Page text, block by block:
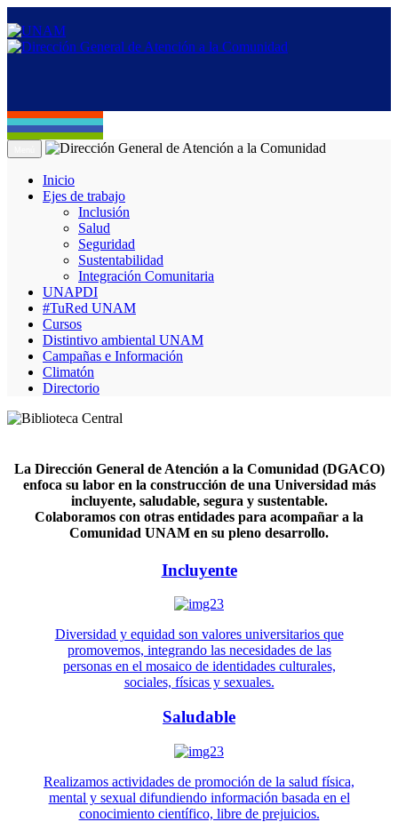
Inicio
Ejes de trabajo
Inclusión
Salud
Seguridad
Sustentabilidad
Integración Comunitaria
UNAPDI
#TuRed UNAM
Cursos
Distintivo ambiental UNAM
Campañas e Información
Climatón
Directorio
La Dirección General de Atención a la Comunidad (DGACO)
enfoca su labor en la construcción de una Universidad más
incluyente, saludable, segura y sustentable.
Colaboramos con otras entidades para acompañar a la
Comunidad UNAM en su pleno desarrollo.
Incluyente
Diversidad y equidad son valores universitarios que
promovemos, integrando las necesidades de las
personas en el mosaico de identidades culturales,
sociales, físicas y sexuales.
Saludable
Realizamos actividades de promoción de la salud física,
mental y sexual difundiendo información basada en el
conocimiento científico, libre de prejuicios.